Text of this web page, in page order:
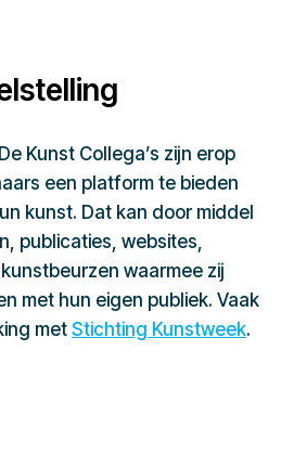
Kunst Collega’s zijn erop
een platform te bieden
kunst. Dat kan door middel
publicaties, websites,
waarmee zij
met hun eigen publiek. Vaak
met Stichting Kunstweek.